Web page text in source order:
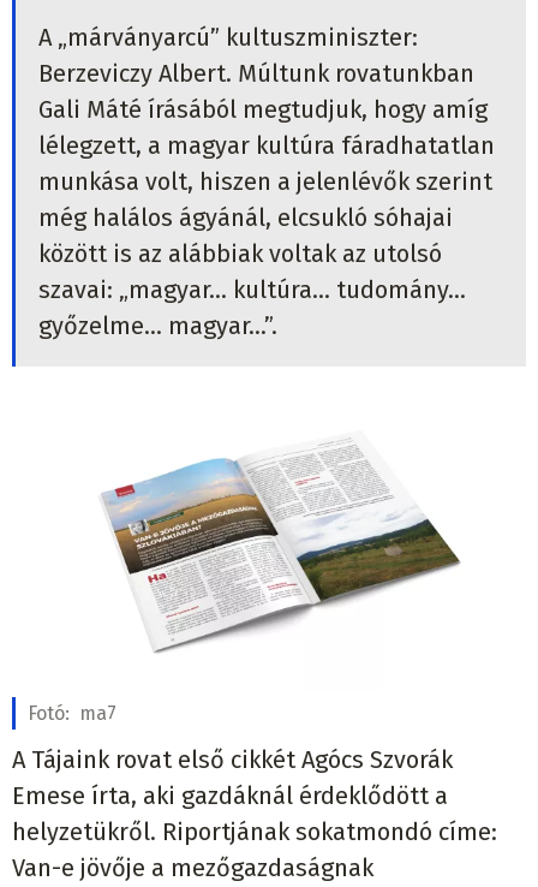
A „márványarcú” kultuszminiszter:
Berzeviczy Albert. Múltunk rovatunkban
Gali Máté írásából megtudjuk, hogy amíg
lélegzett, a magyar kultúra fáradhatatlan
munkása volt, hiszen a jelenlévők szerint
még halálos ágyánál, elcsukló sóhajai
között is az alábbiak voltak az utolsó
szavai: „magyar… kultúra… tudomány…
győzelme… magyar…”.
Fotó: ma7
A Tájaink rovat első cikkét Agócs Szvorák
Emese írta, aki gazdáknál érdeklődött a
helyzetükről. Riportjának sokatmondó címe:
Van-e jövője a mezőgazdaságnak